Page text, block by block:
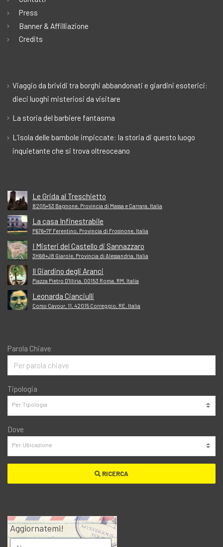
Press
Banner & Affilliazione
Credits
Viaggio da brividi tra borghi abbandonati e giardini esoterici:
dieci luoghi misteriosi da visitare
La storia del barbiere fantasma
L’isola delle bambole impiccate: la storia di questo luogo
inquietante che si trova oltreoceano
Le Grida al Treschietto
82Q5+53 Bagnone, Provincia di Massa e Carrara, Italia
La casa Infinestrabile
P676+7F Ferentino, Provincia di Frosinone, Italia
I Misteri del Castello di Sannazzaro
3H68+J8 Giarole, Provincia di Alessandria, Italia
Il Giardino degli Aranci
Piazza Pietro D'Illiria, 00153 Roma, RM, Italia
Leonarda Cianciulli
Corso Cavour, 11, 42015 Correggio, RE, Italia
Parola Chiave
Tipologia
Dove
RICERCA
Aggiornatemi!